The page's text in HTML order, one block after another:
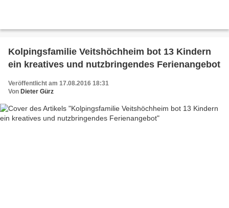
Kolpingsfamilie Veitshöchheim bot 13 Kindern
ein kreatives und nutzbringendes Ferienangebot
Veröffentlicht am 17.08.2016 18:31
Von Dieter Gürz